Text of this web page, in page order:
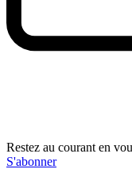
Restez au courant en
S'abonner